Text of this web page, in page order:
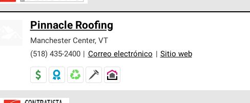
cumplen con estándares estrictos de profesionalismo, confiabilidad y
ofrecer nuestra mejor garantía de sistemas de techos.
Pinnacle Roofing
Manchester Center, VT
(518) 435-2400
Correo electrónico Sitio web